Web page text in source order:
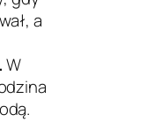
a
W